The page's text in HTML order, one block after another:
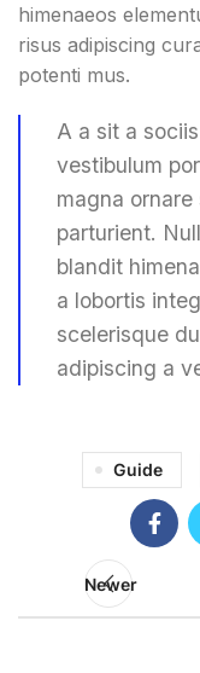
himenaeos
risus adipiscing
potenti mus.
A a sit a
vestibulum
magna
parturient.
blandit
a lobortis
scelerisque
adipiscing a
Guide
Newer